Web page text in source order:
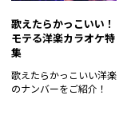
歌えたらかっこいい！
モテる洋楽カラオケ特
集
歌えたらかっこいい洋楽
のナンバーをご紹介！